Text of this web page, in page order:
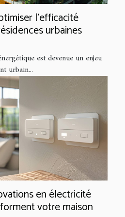
l'efficacité
urbaines
est devenue un enjeu
urbain...
en électricité
votre maison